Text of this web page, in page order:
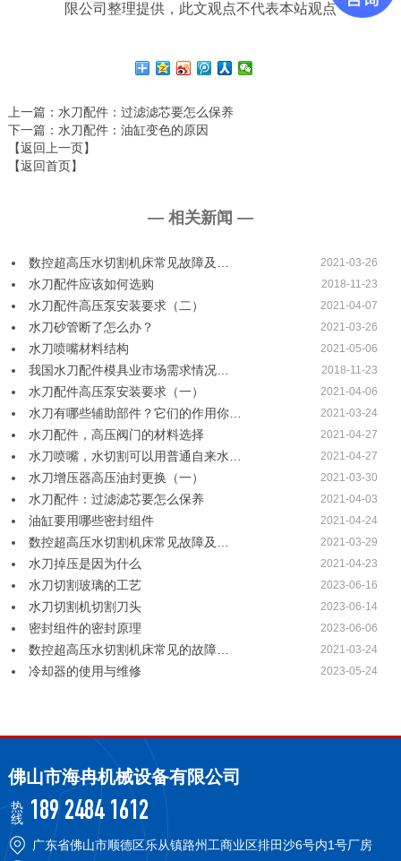
限公司整理提供，此文观点不代表本站观点
上一篇 ：水刀配件：过滤滤芯要怎么保养
下一篇 ：水刀配件：油缸变色的原因
【返回上一页】
【返回首页】
— 相关新闻 —
数控超高压水切割机床常见故障及… 2021-03-26
水刀配件应该如何选购 2018-11-23
水刀配件高压泵安装要求（二） 2021-04-07
水刀砂管断了怎么办？ 2021-03-26
水刀喷嘴材料结构 2021-05-06
我国水刀配件模具业市场需求情况… 2018-11-23
水刀配件高压泵安装要求（一） 2021-04-06
水刀有哪些辅助部件？它们的作用你… 2021-03-24
水刀配件，高压阀门的材料选择 2021-04-27
水刀喷嘴，水切割可以用普通自来水… 2021-04-27
水刀增压器高压油封更换（一） 2021-03-30
水刀配件：过滤滤芯要怎么保养 2021-04-03
油缸要用哪些密封组件 2021-04-24
数控超高压水切割机床常见故障及… 2021-03-29
水刀掉压是因为什么 2021-04-23
水刀切割玻璃的工艺 2023-06-16
水刀切割机切割刀头 2023-06-14
密封组件的密封原理 2023-06-06
数控超高压水切割机床常见的故障… 2021-03-24
冷却器的使用与维修 2023-05-24
佛山市海冉机械设备有限公司
热
线 189 2484 1612
广东省佛山市顺德区乐从镇路州工商业区排田沙6号内1号厂房